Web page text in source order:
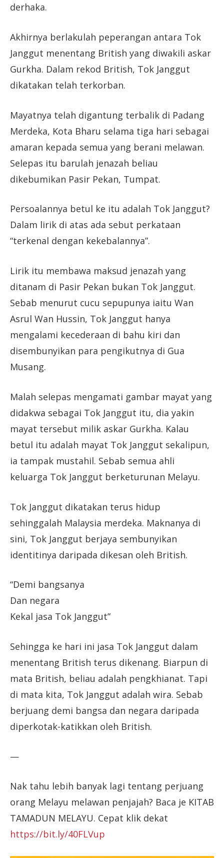
derhaka.
Akhirnya berlakulah peperangan antara Tok
Janggut menentang British yang diwakili askar
Gurkha. Dalam rekod British, Tok Janggut
dikatakan telah terkorban.
Mayatnya telah digantung terbalik di Padang
Merdeka, Kota Bharu selama tiga hari sebagai
amaran kepada semua yang berani melawan.
Selepas itu barulah jenazah beliau
dikebumikan Pasir Pekan, Tumpat.
Persoalannya betul ke itu adalah Tok Janggut?
Dalam lirik di atas ada sebut perkataan
“terkenal dengan kekebalannya”.
Lirik itu membawa maksud jenazah yang
ditanam di Pasir Pekan bukan Tok Janggut.
Sebab menurut cucu sepupunya iaitu Wan
Asrul Wan Hussin, Tok Janggut hanya
mengalami kecederaan di bahu kiri dan
disembunyikan para pengikutnya di Gua
Musang.
Malah selepas mengamati gambar mayat yang
didakwa sebagai Tok Janggut itu, dia yakin
mayat tersebut milik askar Gurkha. Kalau
betul itu adalah mayat Tok Janggut sekalipun,
ia tampak mustahil. Sebab semua ahli
keluarga Tok Janggut berketurunan Melayu.
Tok Janggut dikatakan terus hidup
sehinggalah Malaysia merdeka. Maknanya di
sini, Tok Janggut berjaya sembunyikan
identitinya daripada dikesan oleh British.
“Demi bangsanya
Dan negara
Kekal jasa Tok Janggut”
Sehingga ke hari ini jasa Tok Janggut dalam
menentang British terus dikenang. Biarpun di
mata British, beliau adalah pengkhianat. Tapi
di mata kita, Tok Janggut adalah wira. Sebab
berjuang demi bangsa dan negara daripada
diperkotak-katikkan oleh British.
—
Nak tahu lebih banyak lagi tentang perjuang
orang Melayu melawan penjajah? Baca je KITAB
TAMADUN MELAYU. Cepat klik dekat
https://bit.ly/40FLVup